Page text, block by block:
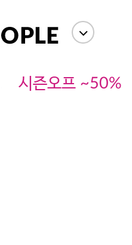
시즌오프 ~50%